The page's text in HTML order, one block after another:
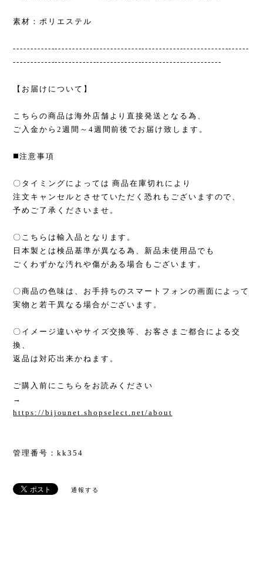
素材：ポリエステル
--------------------------------------------------------------------
------------------------------------------------------------
【お届けについて】
こちらの商品は海外店舗より直接発送となる為、
ご入金から2週間～4週間前後でお届け致します。
◼️注意事項
〇タイミングによっては 商品在庫切れにより
注文キャンセルとさせていただく恐れもございますので、
予めご了承くださいませ。
〇こちらは輸入品となります。
日本製とは検品基準が異なる為、新品未使用品でも
ごくわずかな汚れや傷がある場合もございます。
〇商品の色味は、お手持ちのスマートフォンの画面によって
実物と若干異なる場合がございます。
〇イメージ違いやサイズ交換等、お客さまご都合による交
換、
返品は対応出来かねます。
ご購入前にこちらをお読みください
→
https://bijounet.shopselect.net/about
管理番号：kk354
通報する